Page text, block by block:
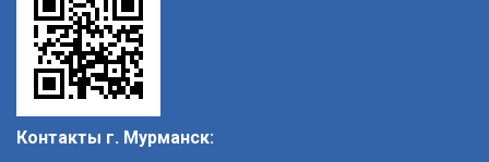
Контакты г. Мурманск: